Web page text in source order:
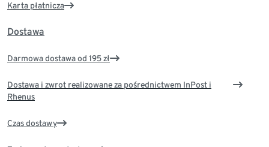
Karta płatnicza
Dostawa
Darmowa dostawa od 195 zł
Dostawa i zwrot realizowane za pośrednictwem InPost i
Rhenus
Czas dostawy